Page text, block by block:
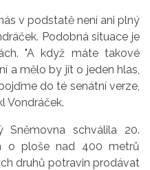
v podstatě není ani plný
Podobná situace je
"A když máte takové
a mělo by jít o jeden hlas,
do té senátní verze,
Vondráček.
Sněmovna schválila 20.
o ploše nad 400 metrů
druhů potravin prodávat